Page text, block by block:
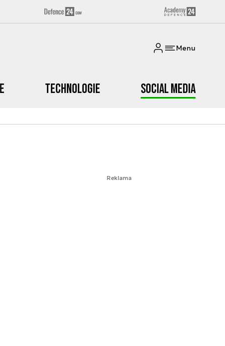
Menu
Technologie Social media
Reklama